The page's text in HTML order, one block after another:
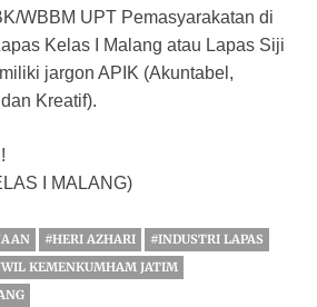
WBBM UPT Pemasyarakatan di
Kelas I Malang atau Lapas Siji
jargon APIK (Akuntabel,
Kreatif).
I MALANG)
#HERI AZHARI
#INDUSTRI LAPAS
KEMENKUMHAM JATIM